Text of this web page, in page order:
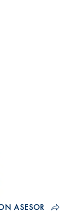
ASESOR